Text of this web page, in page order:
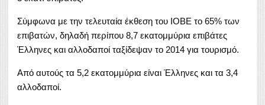
Σύμφωνα με την τελευταία έκθεση του ΙΟΒΕ το 65% των
επιβατών, δηλαδή περίπου 8,7 εκατομμύρια επιβάτες
Έλληνες και αλλοδαποί ταξίδεψαν το 2014 για τουρισμό.
Aπό αυτούς τα 5,2 εκατομμύρια είναι Έλληνες και τα 3,4
αλλοδαποί.